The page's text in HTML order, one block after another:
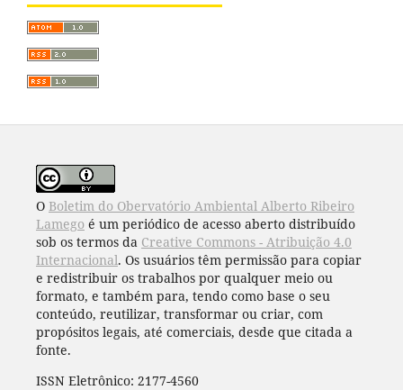
O Boletim do Obervatório Ambiental Alberto Ribeiro
Lamego é um periódico de acesso aberto distribuído
sob os termos da Creative Commons - Atribuição 4.0
Internacional. Os usuários têm permissão para copiar
e redistribuir os trabalhos por qualquer meio ou
formato, e também para, tendo como base o seu
conteúdo, reutilizar, transformar ou criar, com
propósitos legais, até comerciais, desde que citada a
fonte.
ISSN Eletrônico: 2177-4560